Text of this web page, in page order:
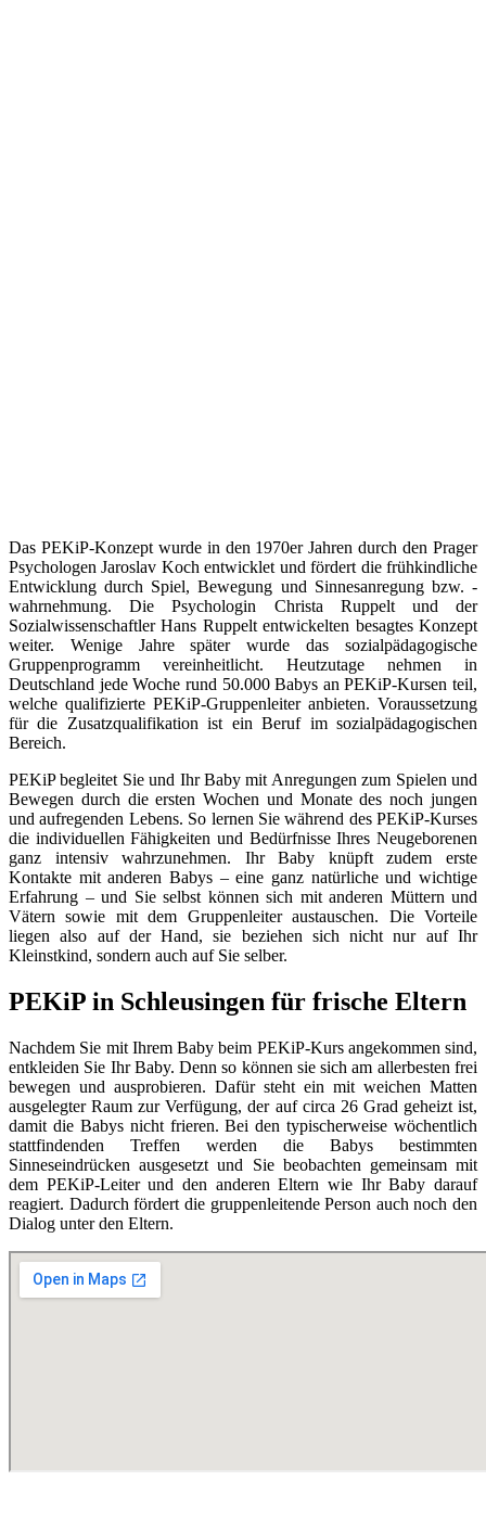
Das PEKiP-Konzept wurde in den 1970er Jahren durch den Prager
Psychologen Jaroslav Koch entwicklet und fördert die frühkindliche
Entwicklung durch Spiel, Bewegung und Sinnesanregung bzw. -
wahrnehmung. Die Psychologin Christa Ruppelt und der
Sozialwissenschaftler Hans Ruppelt entwickelten besagtes Konzept
weiter. Wenige Jahre später wurde das sozialpädagogische
Gruppenprogramm vereinheitlicht. Heutzutage nehmen in
Deutschland jede Woche rund 50.000 Babys an PEKiP-Kursen teil,
welche qualifizierte PEKiP-Gruppenleiter anbieten. Voraussetzung
für die Zusatzqualifikation ist ein Beruf im sozialpädagogischen
Bereich.
PEKiP begleitet Sie und Ihr Baby mit Anregungen zum Spielen und
Bewegen durch die ersten Wochen und Monate des noch jungen
und aufregenden Lebens. So lernen Sie während des PEKiP-Kurses
die individuellen Fähigkeiten und Bedürfnisse Ihres Neugeborenen
ganz intensiv wahrzunehmen. Ihr Baby knüpft zudem erste
Kontakte mit anderen Babys – eine ganz natürliche und wichtige
Erfahrung – und Sie selbst können sich mit anderen Müttern und
Vätern sowie mit dem Gruppenleiter austauschen. Die Vorteile
liegen also auf der Hand, sie beziehen sich nicht nur auf Ihr
Kleinstkind, sondern auch auf Sie selber.
PEKiP in Schleusingen für frische Eltern
Nachdem Sie mit Ihrem Baby beim PEKiP-Kurs angekommen sind,
entkleiden Sie Ihr Baby. Denn so können sie sich am allerbesten frei
bewegen und ausprobieren. Dafür steht ein mit weichen Matten
ausgelegter Raum zur Verfügung, der auf circa 26 Grad geheizt ist,
damit die Babys nicht frieren. Bei den typischerweise wöchentlich
stattfindenden Treffen werden die Babys bestimmten
Sinneseindrücken ausgesetzt und Sie beobachten gemeinsam mit
dem PEKiP-Leiter und den anderen Eltern wie Ihr Baby darauf
reagiert. Dadurch fördert die gruppenleitende Person auch noch den
Dialog unter den Eltern.